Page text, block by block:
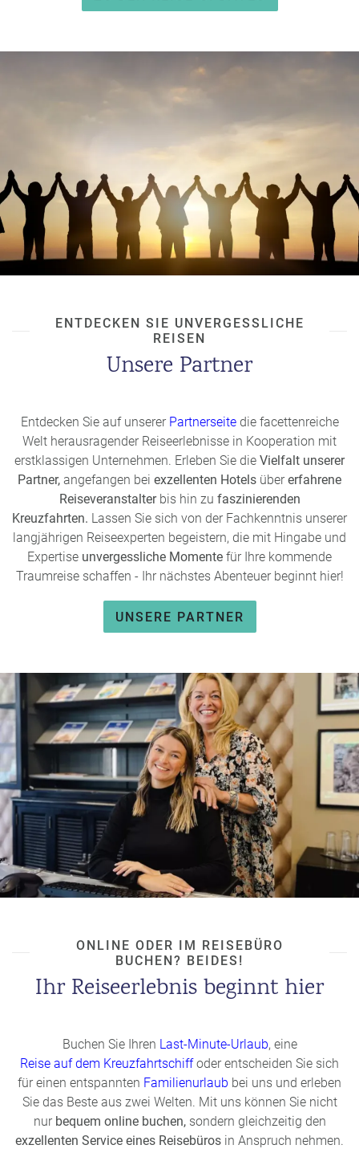
ENTDECKEN SIE UNVERGESSLICHE
REISEN
Unsere Partner
Entdecken Sie auf unserer Partnerseitedie facettenreiche
Welt herausragender Reiseerlebnisse in Kooperation mit
erstklassigen Unternehmen. Erleben Sie die Vielfalt unserer
Partner, angefangen bei exzellenten Hotels über erfahrene
Reiseveranstalterbis hin zu faszinierenden
Kreuzfahrten. Lassen Sie sich von der Fachkenntnis unserer
langjährigen Reiseexperten begeistern, die mit Hingabe und
Expertise unvergessliche Momente für Ihre kommende
Traumreise schaffen - Ihr nächstes Abenteuer beginnt hier!
UNSERE PARTNER
ONLINE ODER IM REISEBÜRO
BUCHEN? BEIDES!
Ihr Reiseerlebnis beginnt hier
Buchen Sie Ihren Last-Minute-Urlaub, eine
Reise auf dem Kreuzfahrtschiffoder entscheiden Sie sich
für einen entspannten Familienurlaub bei uns und erleben
Sie das Beste aus zwei Welten. Mit uns können Sie nicht
nur bequem online buchen,sondern gleichzeitig den
exzellenten Service eines Reisebüros in Anspruch nehmen.